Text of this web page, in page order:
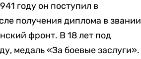
году он поступил в
получения диплома в звании
фронт. В 18 лет под
медаль «За боевые заслуги».